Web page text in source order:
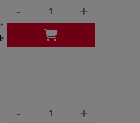
- +
- +